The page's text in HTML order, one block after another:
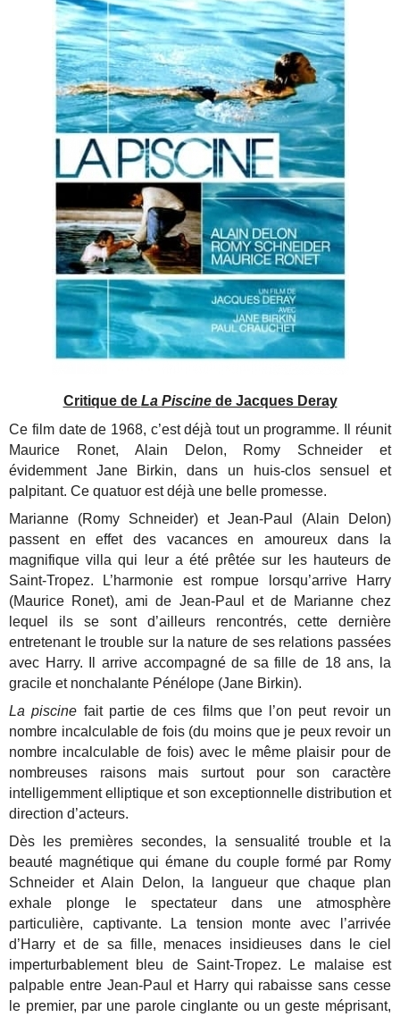
Critique de La Piscinede Jacques Deray
Ce film date de 1968, c’est déjà tout un programme. Il réunit
Maurice Ronet, Alain Delon, Romy Schneider et
évidemment Jane Birkin, dans un huis-clos sensuel et
palpitant. Ce quatuor est déjà une belle promesse.
Marianne (Romy Schneider) et Jean-Paul (Alain Delon)
passent en effet des vacances en amoureux dans la
magnifique villa qui leur a été prêtée sur les hauteurs de
Saint-Tropez. L’harmonie est rompue lorsqu’arrive Harry
(Maurice Ronet), ami de Jean-Paul et de Marianne chez
lequel ils se sont d’ailleurs rencontrés, cette dernière
entretenant le trouble sur la nature de ses relations passées
avec Harry. Il arrive accompagné de sa fille de 18 ans, la
gracile et nonchalante Pénélope (Jane Birkin).
La piscine fait partie de ces films que l’on peut revoir un
nombre incalculable de fois (du moins que je peux revoir un
nombre incalculable de fois) avec le même plaisir pour de
nombreuses raisons mais surtout pour son caractère
intelligemment elliptique et son exceptionnelle distribution et
direction d’acteurs.
Dès les premières secondes, la sensualité trouble et la
beauté magnétique qui émane du couple formé par Romy
Schneider et Alain Delon, la langueur que chaque plan
exhale plonge le spectateur dans une atmosphère
particulière, captivante. La tension monte avec l’arrivée
d’Harry et de sa fille, menaces insidieuses dans le ciel
imperturbablement bleu de Saint-Tropez. Le malaise est
palpable entre Jean-Paul et Harry qui rabaisse sans cesse
le premier, par une parole cinglante ou un geste méprisant,